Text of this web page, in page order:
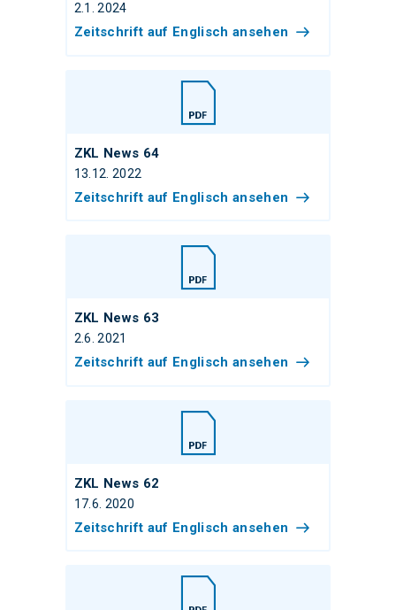
2.1. 2024
Zeitschrift auf Englisch ansehen
ZKL News 64
13.12. 2022
Zeitschrift auf Englisch ansehen
ZKL News 63
2.6. 2021
Zeitschrift auf Englisch ansehen
ZKL News 62
17.6. 2020
Zeitschrift auf Englisch ansehen